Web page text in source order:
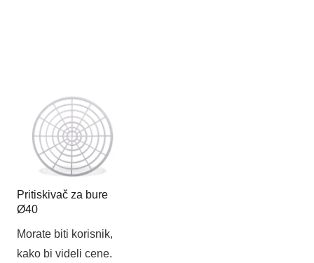
Pritiskivač za bure
Ø40
Morate biti korisnik,
kako bi videli cene.